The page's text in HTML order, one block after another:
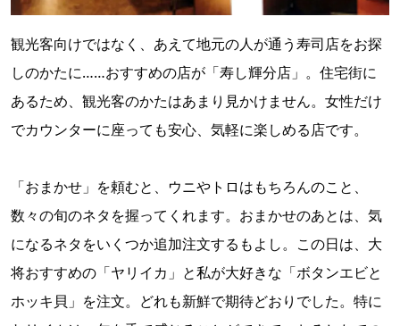
観光客向けではなく、あえて地元の人が通う寿司店をお探
しのかたに……おすすめの店が「寿し輝分店」。住宅街に
あるため、観光客のかたはあまり見かけません。女性だけ
でカウンターに座っても安心、気軽に楽しめる店です。
「おまかせ」を頼むと、ウニやトロはもちろんのこと、
数々の旬のネタを握ってくれます。おまかせのあとは、気
になるネタをいくつか追加注文するもよし。この日は、大
将おすすめの「ヤリイカ」と私が大好きな「ボタンエビと
ホッキ貝」を注文。どれも新鮮で期待どおりでした。特に